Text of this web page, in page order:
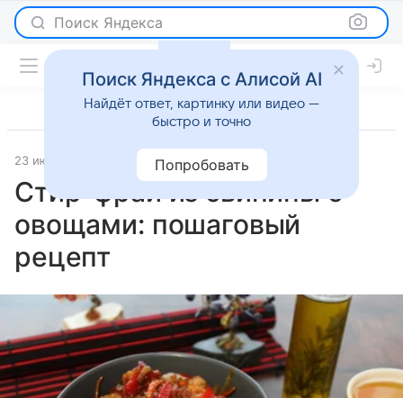
Поиск Яндекса
23 июля 2025 Рецепты
Стир-фрай из свинины с
овощами: пошаговый
рецепт
Поиск Яндекса с Алисой AI
Найдёт ответ, картинку или видео —
быстро и точно
Попробовать